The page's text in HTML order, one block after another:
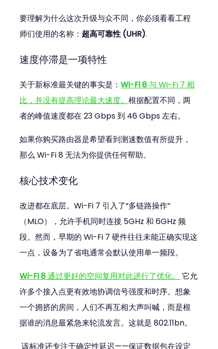
要理解为什么这次升级与众不同，你必须看看工程
师们使用的名称：超高可靠性 (UHR).
速度停滞是一项特性
关于新标准最关键的事实是：Wi-Fi 8 与 Wi-Fi 7 相
比，并没有提高理论最大速度。根据配置不同，两
者的峰值速度都在 23 Gbps 到 46 Gbps 左右。
如果你购买路由器是希望看到测速数值有所提升，
那么 Wi-Fi 8 无法为你提供任何帮助。
核心技术变化
改进都在底层。Wi-Fi 7 引入了“多链路操作”
（MLO），允许手机同时连接 5GHz 和 6GHz 频
段。然而，早期的 Wi-Fi 7 硬件往往未能正确实现这
一点，设备为了省电通常会默认使用单一频段。
Wi-Fi 8 通过更好的空间复用对此进行了优化。
它允
许多个接入点更有效地协调信号强度和时序。想象
一个拥挤的房间，人们不再互相大声叫喊，而是根
据谁的消息最紧急来轮流发言。这就是 802.11bn。
该标准还专注于确定性延迟——保证数据包在设定